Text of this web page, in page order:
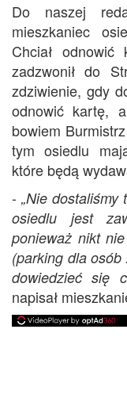
Do naszej
mieszkaniec
Chciał
zadzwonił do
zdziwienie, gdy
odnowić kartę,
bowiem
tym osiedlu
które będą
-„Nie dostaliśmy
osiedlu jest
ponieważ nikt
(parking dla
dowiedzieć się
napisał